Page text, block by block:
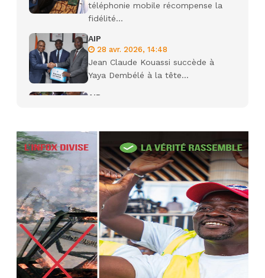
téléphonie mobile récompense la
fidélité...
AIP
28 avr. 2026, 14:48
Jean Claude Kouassi succède à
Yaya Dembélé à la tête...
AIP
Camara tué lors d’attaques...
22 avr. 2026, 16:41
Des bureaux ravagés dans un
incendie survenu à la mairie...
AIP
10 avr. 2026, 09:48
Nommé Médiateur de la
République, Gaoussou Touré prend
officiellement fonction